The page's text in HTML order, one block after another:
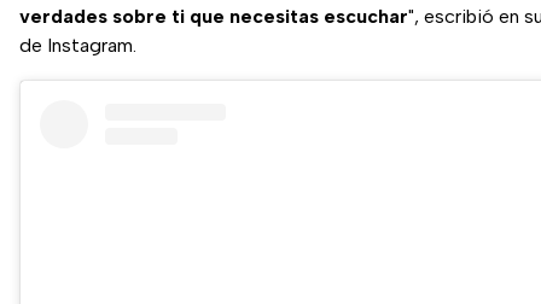
verdades sobre ti que necesitas escuchar", escribió en
de Instagram.